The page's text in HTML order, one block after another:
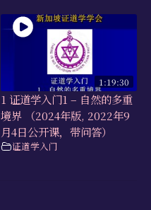
1:19:30
1 证道学入门1 – 自然的多重
境界 （2024年版, 2022年9
月4日公开课，带问答）
证道学入门